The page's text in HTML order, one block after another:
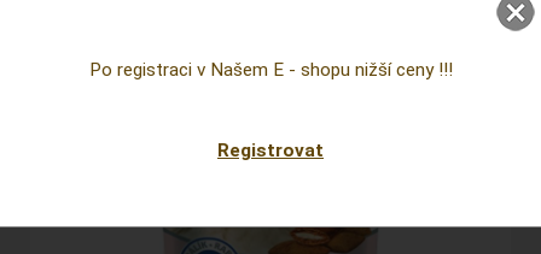
Po registraci v Našem E - shopu nižší ceny !!!
Registrovat